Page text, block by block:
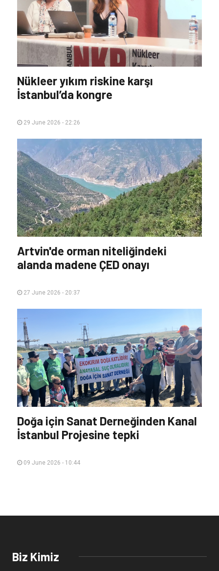
Nükleer yıkım riskine karşı
İstanbul’da kongre
29 June 2026 - 22:26
Artvin'de orman niteliğindeki
alanda madene ÇED onayı
27 June 2026 - 20:37
Doğa için Sanat Derneğinden Kanal
İstanbul Projesine tepki
09 June 2026 - 10:44
Biz Kimiz